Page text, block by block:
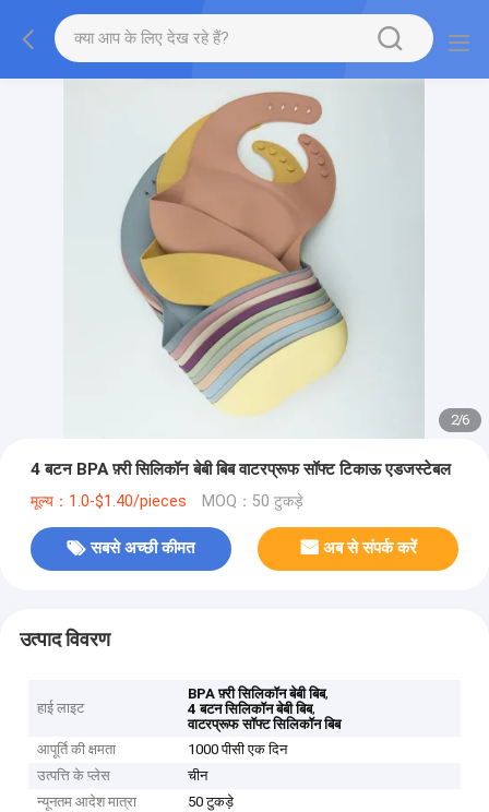
3/6
4 बटन BPA फ़्री सिलिकॉन बेबी बिब वाटरप्रूफ सॉफ्ट टिकाऊ एडजस्टेबल
मूल्य：1.0-$1.40/pieces MOQ：50 टुकड़े
सबसे अच्छी कीमत अब से संपर्क करें
उत्पाद विवरण
हाई लाइट
BPA फ़्री सिलिकॉन बेबी बिब,
4 बटन सिलिकॉन बेबी बिब,
वाटरप्रूफ सॉफ्ट सिलिकॉन बिब
आपूर्ति की क्षमता
1000 पीसी एक दिन
उत्पत्ति के प्लेस
चीन
न्यूनतम आदेश मात्रा
50 टुकड़े